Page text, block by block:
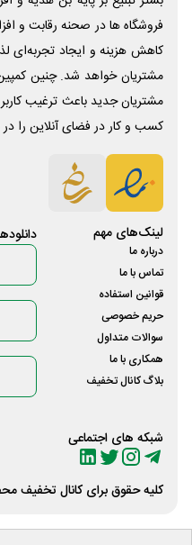
فروشگاه ها در صحنه رقابت و
کاهش هزینه و ایجاد
مشتریان خواهد شد. چنین
مشتریان جدید باعث ترغیب
کسب و کار در فضای آنلاین را
لینک‌های مهم
درباره ما
تماس با ما
قوانین استفاده
حریم خصوصی
سوالات متداول
همکاری با ما
بلاگ کانال تخفیف
شبکه های اجتماعی
کلیه حقوق برای کانال تخفیف